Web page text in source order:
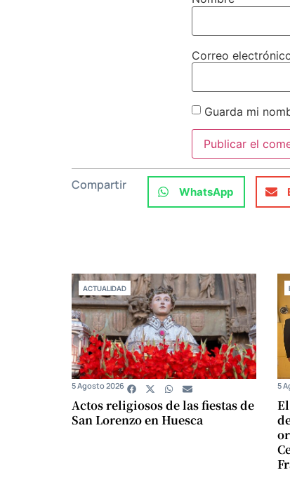
Correo
Guarda mi
Compartir WhatsApp
ACTUALIDAD
Actos religiosos de las fiestas de
San Lorenzo en Huesca
5 Agosto 2026 5